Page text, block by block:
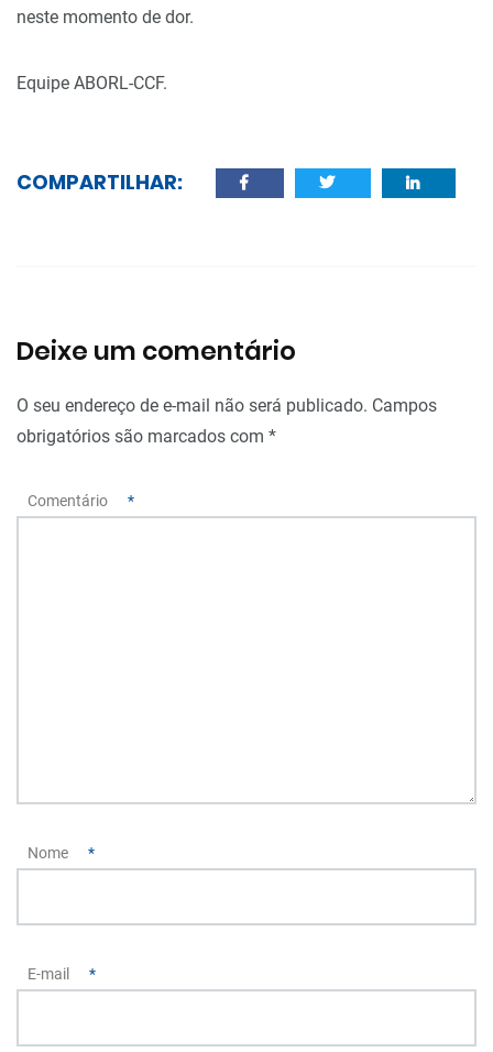
neste momento de dor.
Equipe ABORL-CCF.
COMPARTILHAR:
Deixe um comentário
O seu endereço de e-mail não será publicado. Campos
obrigatórios são marcados com *
Comentário *
Nome *
E-mail *